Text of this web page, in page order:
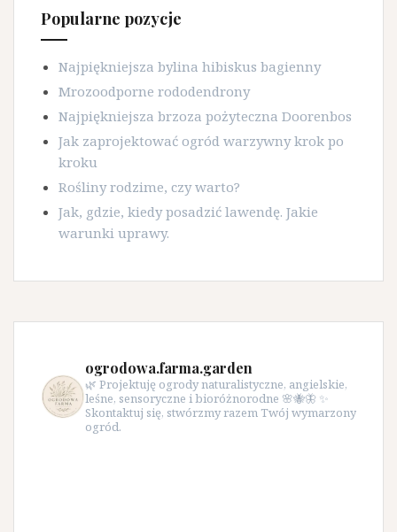
Popularne pozycje
Najpiękniejsza bylina hibiskus bagienny
Mrozoodporne rododendrony
Najpiękniejsza brzoza pożyteczna Doorenbos
Jak zaprojektować ogród warzywny krok po
kroku
Rośliny rodzime, czy warto?
Jak, gdzie, kiedy posadzić lawendę. Jakie
warunki uprawy.
ogrodowa.farma.garden
🌿 Projektuję ogrody naturalistyczne, angielskie,
leśne, sensoryczne i bioróżnorodne 🌸🐝🦋 ✨
Skontaktuj się, stwórzmy razem Twój wymarzony
ogród.